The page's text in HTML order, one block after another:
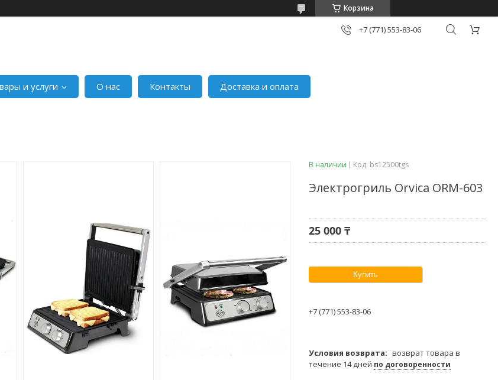
Корзина
+7 (771) 553-83-06
и услуги О нас Контакты Доставка и оплата
В наличии Код: bs12500tgs
Электрогриль Orvica ORM-603
25 000 ₸
Купить
+7 (771) 553-83-06
возврат товара в
течение 14 дней по договоренности